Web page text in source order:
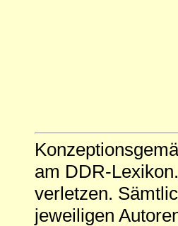
am DDR-
verletzen.
jeweiligen